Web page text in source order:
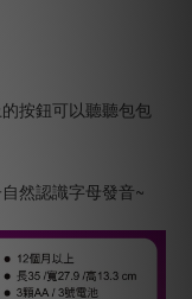
按鈕可以聽聽包包
然認識字母發音~